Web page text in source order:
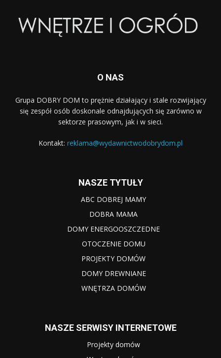
O NAS
Grupa DOBRY DOM to prężnie działający i stale rozwijający
się zespół osób doskonale odnajdujących się zarówno w
sektorze prasowym, jak i w sieci.
Kontakt: reklama@wydawnictwodobrydom.pl
NASZE TYTUŁY
ABC DOBREJ MAMY
DOBRA MAMA
DOMY ENERGOOSZCZEDNE
OTOCZENIE DOMU
PROJEKTY DOMÓW
DOMY DREWNIANE
WNĘTRZA DOMÓW
NASZE SERWISY INTERNETOWE
Projekty domów